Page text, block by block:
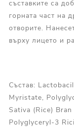
съставките са
горната част на
отворите.
върху лицето и
Състав:
Myristate,
Sativa (Rice)
Polyglyceryl-3